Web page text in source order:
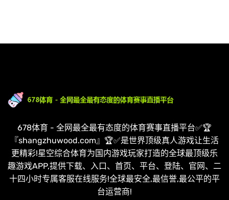
678体育 - 全网最全最有态度的体育赛事直播平台✅🏆
『shangzhuwood.com』🏆✅是世界顶级真人游戏让生活
更精彩!星空综合体育为国内游戏玩家打造的全球最顶级乐
趣游戏APP,提供下载、入口、首页、平台、登陆、官网、二
十四小时专属客服在线服务!全球最安全,最信誉,最公平的平
台运营商!